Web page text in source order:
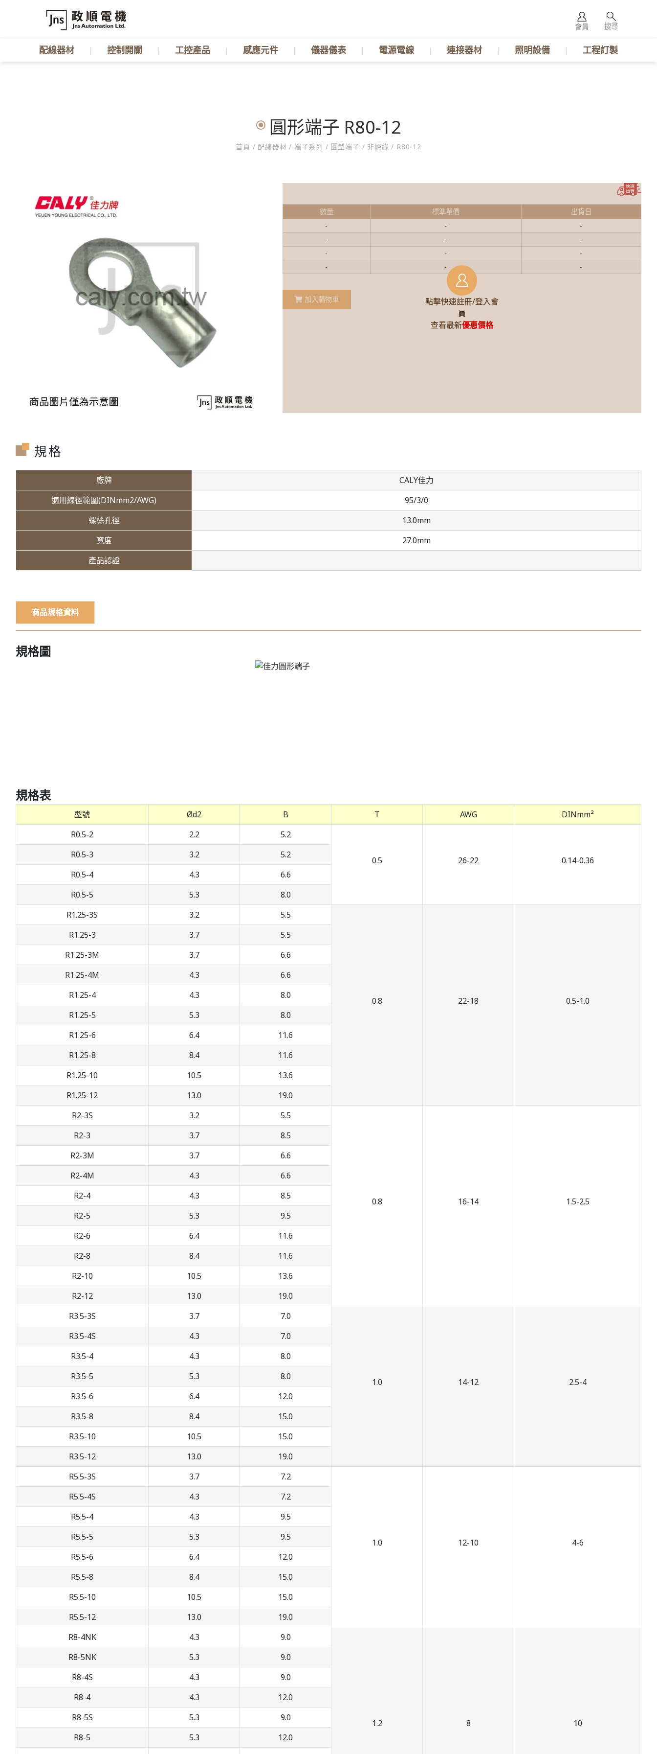
會員 搜尋
配線器材 控制開關 工控產品 感應元件 儀器儀表 電源電線 連接器材 照明設備 工程訂製
圓形端子 R80-12
首頁 / 配線器材/ 端子系列 / 圓型端子 / 非絕緣/ R80-12
點擊快速註冊/登入會
員
查看最新優惠價格
數量 標準單價
出貨日
-
-
-
-
-
-
-
-
-
-
- -
加入購物車
規格
廠牌
CALY佳力
適用線徑範圍(DINmm2/AWG)
95/3/0
螺絲孔徑
13.0mm
寬度
27.0mm
產品認證
商品規格資料
規格圖
規格表
型號 Ød2 B T AWG
DINmm²
R0.5-2
2.2 5.2
0.5 26-22 0.14-0.36
R0.5-3 3.2
5.2
R0.5-4
4.3
6.6
R0.5-5
5.3
8.0
R1.25-3S
3.2 5.5
0.8 22-18 0.5-1.0
R1.25-3 3.7
5.5
R1.25-3M
3.7
6.6
R1.25-4M
4.3
6.6
R1.25-4
4.3
8.0
R1.25-5
5.3
8.0
R1.25-6
6.4
11.6
R1.25-8
8.4
11.6
R1.25-10
10.5
13.6
R1.25-12
13.0
19.0
R2-3S
3.2 5.5
0.8 16-14 1.5-2.5
R2-3 3.7
8.5
R2-3M
3.7
6.6
R2-4M
4.3
6.6
R2-4
4.3
8.5
R2-5
5.3
9.5
R2-6
6.4
11.6
R2-8
8.4
11.6
R2-10
10.5
13.6
R2-12
13.0
19.0
R3.5-3S
3.7 7.0
1.0 14-12 2.5-4
R3.5-4S 4.3
7.0
R3.5-4
4.3
8.0
R3.5-5
5.3
8.0
R3.5-6
6.4
12.0
R3.5-8
8.4
15.0
R3.5-10
10.5
15.0
R3.5-12
13.0
19.0
R5.5-3S
3.7 7.2
1.0 12-10 4-6
R5.5-4S 4.3
7.2
R5.5-4
4.3
9.5
R5.5-5
5.3
9.5
R5.5-6
6.4
12.0
R5.5-8
8.4
15.0
R5.5-10
10.5
15.0
R5.5-12
13.0
19.0
R8-4NK
4.3 9.0
1.2 8 10
R8-5NK 5.3
9.0
R8-4S
4.3
9.0
R8-4
4.3
12.0
R8-5S
5.3
9.0
R8-5
5.3
12.0